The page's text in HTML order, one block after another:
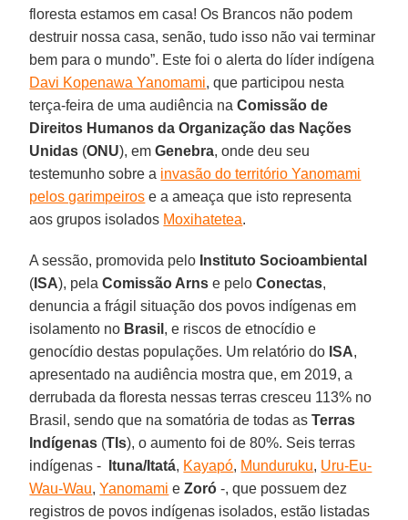
floresta estamos em casa! Os Brancos não podem
destruir nossa casa, senão, tudo isso não vai terminar
bem para o mundo”. Este foi o alerta do líder indígena
Davi Kopenawa Yanomami, que participou nesta
terça-feira de uma audiência naComissão de
Direitos Humanos da Organização das Nações
Unidas (ONU), emGenebra, onde deu seu
testemunho sobre a invasão do território Yanomami
pelos garimpeiros e a ameaça que isto representa
aos grupos isolados Moxihatetea.
A sessão, promovida pelo Instituto Socioambiental
( ISA), pelaComissão Arns e peloConectas,
denuncia a frágil situação dos povos indígenas em
isolamento no Brasil , e riscos de etnocídio e
genocídio destas populações. Um relatório do ISA,
apresentado na audiência mostra que, em 2019, a
derrubada da floresta nessas terras cresceu 113% no
Brasil, sendo que na somatória de todas asTerras
Indígenas (TIs), o aumento foi de 80%. Seis terras
indígenas -
Ituna/Itatá, Kayapó, Munduruku, Uru-Eu-
Wau-Wau,Yanomami eZoró -, que possuem dez
registros de povos indígenas isolados, estão listadas